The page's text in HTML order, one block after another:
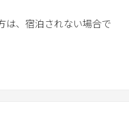
、宿泊されない場合で
ります。サイトのシス
でご確認お願いいたし